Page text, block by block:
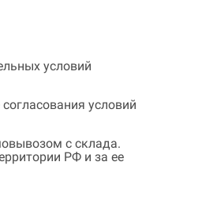
условий
условий
с склада.
РФ и за ее